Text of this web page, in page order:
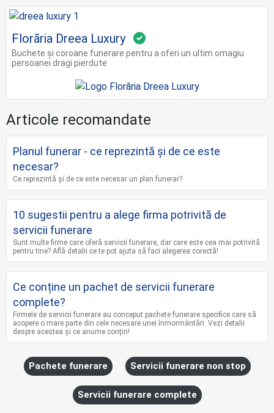
Florăria Dreea Luxury
Buchete și coroane funerare pentru a oferi un ultim omagiu
persoanei dragi pierdute
Articole recomandate
Planul funerar - ce reprezintă și de ce este
necesar?
Ce reprezintă și de ce este necesar un plan funerar?
10 sugestii pentru a alege firma potrivită de
servicii funerare
Sunt multe firme care oferă servicii funerare, dar care este cea mai potrivită
pentru tine? Află detalii ce te pot ajuta să faci alegerea corectă!
Ce conține un pachet de servicii funerare
complete?
Firmele de servicii funerare au conceput pachete funerare specifice care să
acopere o mare parte din cele necesare unei înmormântări. Vezi detalii
despre acestea și ce anume conțin!
Pachete funerare Servicii funerare non stop
Servicii funerare complete